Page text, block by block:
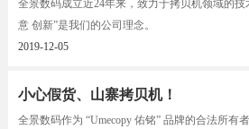
全景数码成立近24年来，致力于拷贝机领域的
意 创新”是我们的公司理念。
2019-12-05
小心假货、山寨拷贝机！
全景数码作为 “Umecopy 佑铭” 品牌的合法所有